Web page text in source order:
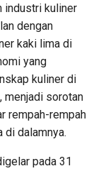
industri kuliner
dengan
kaki lima di
yang
kuliner di
menjadi sorotan
rempah-rempah
dalamnya.
pada 31